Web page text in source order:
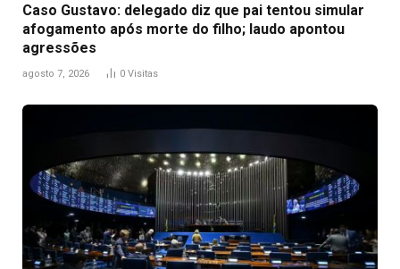
Caso Gustavo: delegado diz que pai tentou simular
afogamento após morte do filho; laudo apontou
agressões
agosto 7, 2026 0 Visitas